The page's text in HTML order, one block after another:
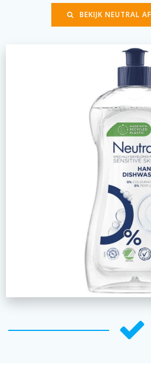
BEKIJK NEUTRAL